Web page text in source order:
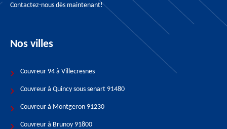
Contactez-nous dès maintenant!
Nos villes
Couvreur 94 à Villecresnes
Couvreur à Quincy sous senart 91480
Couvreur à Montgeron 91230
Couvreur à Brunoy 91800